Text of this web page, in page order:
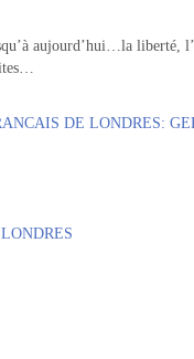
aujourd’hui…la liberté,